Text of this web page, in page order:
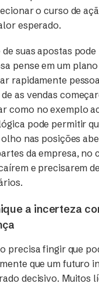
o curso de
esperado.
de suas apostas
pense em um
rapidamente
as vendas
como no exemplo
pode permitir
nas posições
da empresa, no
e precisarem
a incerteza
precisa fingir que
que um futuro
decisivo. Muitos